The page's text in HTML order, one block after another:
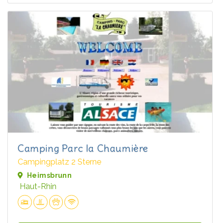
Camping Parc la Chaumière
Campingplatz 2 Sterne
Heimsbrunn
Haut-Rhin